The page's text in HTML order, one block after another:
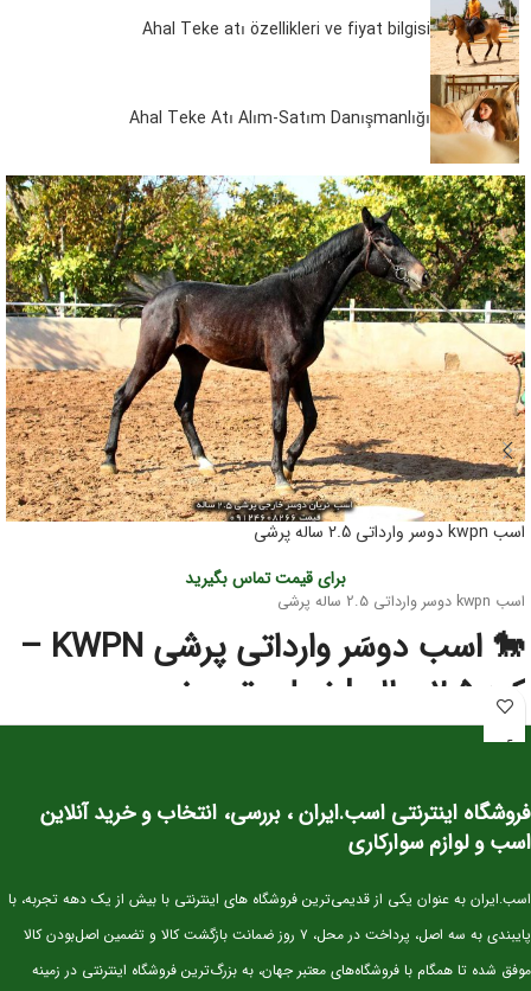
Ahal Teke atı özellikleri ve fiyat bilgisi
Ahal Teke Atı Alım-Satım Danışmanlığı
اسب kwpn دوسر وارداتی 2.5 ساله پرشی
برای قیمت تماس بگیرید
اسب kwpn دوسر وارداتی 2.5 ساله پرشی
🐎 اسب دوسَر وارداتی پرشی KWPN –
کره ۲.۵ ساله | نسل‌برتر مخصوص
آینده‌سازان پرش
پرورش‌دهندگانی است که به‌دنبال اسبی باپتانسیل قهرمانی در پرش
هستند. KWPN
کره‌های این نژاد از همان سنین کم، قدرت، هوش و تعادل فوق‌العاده‌ای نشان می‌دهند.
⭐ مشخصات کلی
سن:۲.۵ سال
نژاد:
فروشگاه اینترنتی اسب.ایران ، بررسی، انتخاب و خرید آنلاین
اسب و لوازم سوارکاری
اسب.ایران به عنوان یکی از قدیمی‌ترین فروشگاه های اینترنتی با بیش از یک دهه تجربه، با
پایبندی به سه اصل، پرداخت در محل، ۷ روز ضمانت بازگشت کالا و تضمین اصل‌بودن کالا
موفق شده تا همگام با فروشگاه‌های معتبر جهان، به بزرگ‌ترین فروشگاه اینترنتی در زمینه